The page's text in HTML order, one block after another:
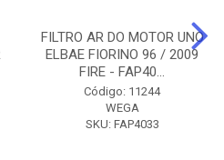
FILTRO AR DO MOTOR UNO
ELBAE FIORINO 96 / 2009
FIRE - FAP40...
Código: 11244
WEGA
SKU: FAP4033